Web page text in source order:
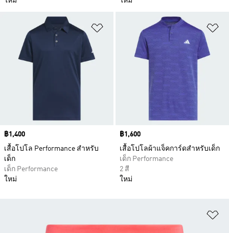
เพิ่มไปยังรายการสินค้าโปรด
Price
฿1,400
เสื้อโปโล Performance สำหรับ
เด็ก
เด็ก Performance
ใหม่
Price
฿1,600
เสื้อโปโลผ้าแจ็คการ์ดสำหรับเด็ก
เด็ก Performance
2 สี
ใหม่